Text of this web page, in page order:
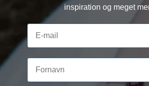
inspiration og meget